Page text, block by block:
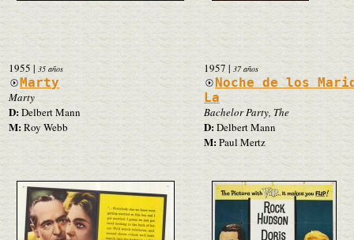
1955 | 35 años
Marty
Marty
D:Delbert Mann
M:Roy Webb
1957| 37 años
Noche de los
La
Bachelor Party, The
D:Delbert Mann
M:Paul Mertz